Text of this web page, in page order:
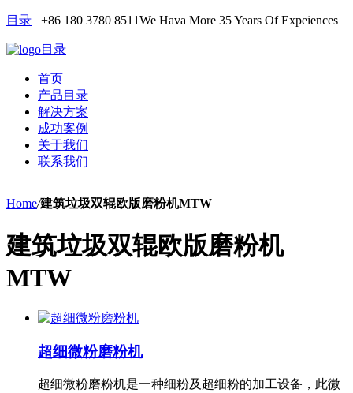
目录 +86 180 3780 8511We Hava More 35 Years Of Expeiences
目录
首页
产品目录
解决方案
成功案例
关于我们
联系我们
Home/建筑垃圾双辊欧版磨粉机MTW
建筑垃圾双辊欧版磨粉机
MTW
超细微粉磨粉机
超细微粉磨粉机是一种细粉及超细粉的加工设备，此微